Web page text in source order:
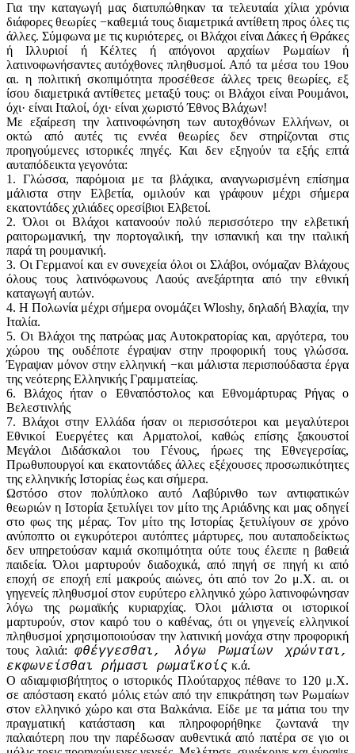
Για την καταγωγή μας διατυπώθηκαν τα τελευταία χίλια χρόνια
διάφορες θεωρίες −καθεμιά τους διαμετρικά αντίθετη προς όλες τις
άλλες. Σύμφωνα με τις κυριότερες, οι Βλάχοι είναι Δάκες ή Θράκες
ή Ιλλυριοί ή Κέλτες ή απόγονοι αρχαίων Ρωμαίων ή
λατινοφωνήσαντες αυτόχθονες πληθυσμοί. Από τα μέσα του 19ου
αι. η πολιτική σκοπιμότητα προσέθεσε άλλες τρεις θεωρίες, εξ
ίσου διαμετρικά αντίθετες μεταξύ τους: οι Βλάχοι είναι Ρουμάνοι,
όχι· είναι Ιταλοί, όχι· είναι χωριστό Έθνος Βλάχων!
Με εξαίρεση την λατινοφώνηση των αυτοχθόνων Ελλήνων, οι
οκτώ από αυτές τις εννέα θεωρίες δεν στηρίζονται στις
προηγούμενες ιστορικές πηγές. Και δεν εξηγούν τα εξής επτά
αυταπόδεικτα γεγονότα:
1. Γλώσσα, παρόμοια με τα βλάχικα, αναγνωρισμένη επίσημα
μάλιστα στην Ελβετία, ομιλούν και γράφουν μέχρι σήμερα
εκατοντάδες χιλιάδες ορεσίβιοι Ελβετοί.
2. Όλοι οι Βλάχοι κατανοούν πολύ περισσότερο την ελβετική
ραιτορωμανική, την πορτογαλική, την ισπανική και την ιταλική
παρά τη ρουμανική.
3. Οι Γερμανοί και εν συνεχεία όλοι οι Σλάβοι, ονόμαζαν Βλάχους
όλους τους λατινόφωνους Λαούς ανεξάρτητα από την εθνική
καταγωγή αυτών.
4. Η Πολωνία μέχρι σήμερα ονομάζει Wloshy, δηλαδή Βλαχία, την
Ιταλία.
5. Οι Βλάχοι της πατρώας μας Αυτοκρατορίας και, αργότερα, του
χώρου της ουδέποτε έγραψαν στην προφορική τους γλώσσα.
Έγραψαν μόνον στην ελληνική −και μάλιστα περισπούδαστα έργα
της νεότερης Ελληνικής Γραμματείας.
6. Βλάχος ήταν ο Εθναπόστολος και Εθνομάρτυρας Ρήγας ο
Βελεστινλής
7. Βλάχοι στην Ελλάδα ήσαν οι περισσότεροι και μεγαλύτεροι
Εθνικοί Ευεργέτες και Αρματολοί, καθώς επίσης ξακουστοί
Μεγάλοι Διδάσκαλοι του Γένους, ήρωες της Εθνεγερσίας,
Πρωθυπουργοί και εκατοντάδες άλλες εξέχουσες προσωπικότητες
της ελληνικής Ιστορίας έως και σήμερα.
Ωστόσο στον πολύπλοκο αυτό Λαβύρινθο των αντιφατικών
θεωριών η Ιστορία ξετυλίγει τον μίτο της Αριάδνης και μας οδηγεί
στο φως της μέρας. Τον μίτο της Ιστορίας ξετυλίγουν σε χρόνο
ανύποπτο οι εγκυρότεροι αυτόπτες μάρτυρες, που αυταποδείκτως
δεν υπηρετούσαν καμιά σκοπιμότητα ούτε τους έλειπε η βαθειά
παιδεία. Όλοι μαρτυρούν διαδοχικά, από πηγή σε πηγή κι από
εποχή σε εποχή επί μακρούς αιώνες, ότι από τον 2ο μ.Χ. αι. οι
γηγενείς πληθυσμοί στον ευρύτερο ελληνικό χώρο λατινοφώνησαν
λόγω της ρωμαϊκής κυριαρχίας. Όλοι μάλιστα οι ιστορικοί
μαρτυρούν, στον καιρό του ο καθένας, ότι οι γηγενείς ελληνικοί
πληθυσμοί χρησιμοποιούσαν την λατινική μονάχα στην προφορική
τους λαλιά:φθέγγεσθαι, λόγω Ρωμαίων χρώνται,
εκφωνείσθαι ρήμασι ρωμαϊκοίς κ.ά.
Ο αδιαμφισβήτητος ο ιστορικός Πλούταρχος πέθανε το 120 μ.Χ.
σε απόσταση εκατό μόλις ετών από την επικράτηση των Ρωμαίων
στον ελληνικό χώρο και στα Βαλκάνια. Είδε με τα μάτια του την
πραγματική κατάσταση και πληροφορήθηκε ζωντανά την
παλαιότερη που την παρέδωσαν αυθεντικά από πατέρα σε γιο οι